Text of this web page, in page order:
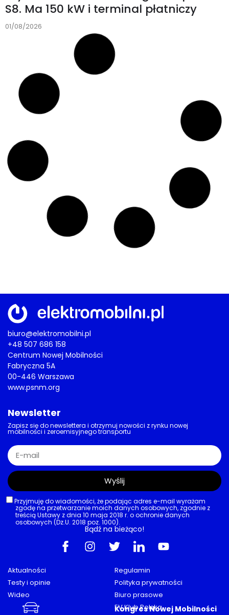
S8. Ma 150 kW i terminal płatniczy
01/08/2026
biuro@elektromobilni.pl
+48 507 686 158
Centrum Nowej Mobilności
Fabryczna 5A
00-446 Warszawa
www.psnm.org
Aktualności
Testy i opinie
Wideo
Porady
Regulamin
Polityka prywatności
Biuro prasowe
EV Klub Polska
Kongres Nowej Mobilności
Newsletter
Zapisz się do newslettera i otrzymuj nowości z rynku nowej
mobilności i zeroemisyjnego transportu
Przyjmuję do wiadomości, że podając adres e-mail wyrażam
zgodę na przetwarzanie moich danych osobowych, zgodnie z
treścią Ustawy z dnia 10 maja 2018 r. o ochronie danych
osobowych (Dz.U. 2018 poz. 1000).
Wyślij
Bądź na bieżąco!